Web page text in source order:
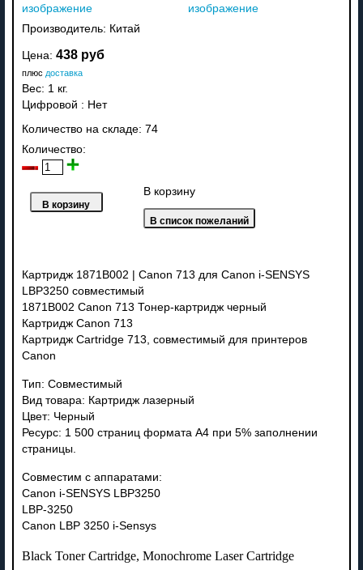
изображение
изображение
Производитель: Китай
Цена: 438 руб
плюс доставка
Вес: 1 кг.
Цифровой : Нет
Количество на складе: 74
Количество:
В корзину
Картридж 1871B002 | Canon 713 для Canon i-SENSYS
LBP3250 совместимый
1871B002 Canon 713 Тонер-картридж черный
Картридж Canon 713
Картридж Cartridge 713, совместимый для принтеров
Canon
Тип: Совместимый
Вид товара: Картридж лазерный
Цвет: Черный
Ресурс: 1 500 страниц формата А4 при 5% заполнении
страницы.
Совместим с аппаратами:
Canon i-SENSYS LBP3250
LBP-3250
Canon LBP 3250 i-Sensys
Black Toner Cartridge, Monochrome Laser Cartridge